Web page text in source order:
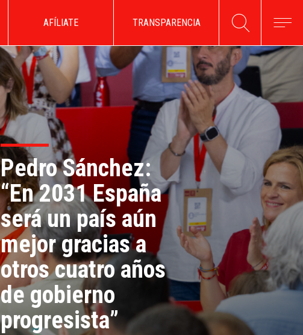
AFÍLIATE TRANSPARENCIA
Pedro Sánchez:
“En 2031 España
será un país aún
mejor gracias a
otros cuatro años
de gobierno
progresista”